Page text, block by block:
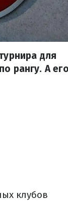
для
рангу. А его
клубов